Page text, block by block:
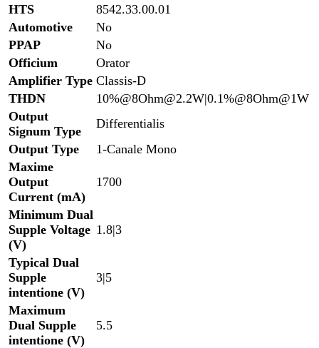
HTS
8542.33.00.01
Automotive
No
PPAP
No
Officium
Orator
Amplifier Type Classis-D
THDN
10%@8Ohm@2.2W|0.1%@8Ohm@1W
Output
Signum Type
Differentialis
Output Type
1-Canale Mono
Maxime
Output
Current (mA)
1700
Minimum Dual
Supple Voltage
(V)
1.8|3
Typical Dual
Supple
intentione (V)
3|5
Maximum
Dual Supple
intentione (V)
5.5